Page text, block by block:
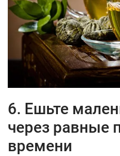
6. Ешьте
через равные
времени